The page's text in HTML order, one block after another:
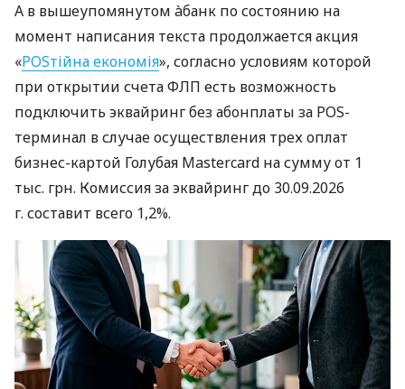
А в вышеупомянутом àбанк по состоянию на
момент написания текста продолжается акция
«POSтійна економія», согласно условиям которой
при открытии счета ФЛП есть возможность
подключить эквайринг без абонплаты за POS-
терминал в случае осуществления трех оплат
бизнес-картой Голубая Mastercard на сумму от 1
тыс. грн. Комиссия за эквайринг до 30.09.2026
г. составит всего 1,2%.